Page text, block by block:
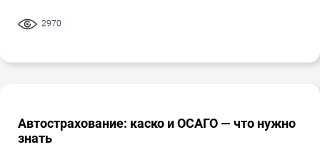
2970
Автострахование: каско и ОСАГО — что нужно
знать